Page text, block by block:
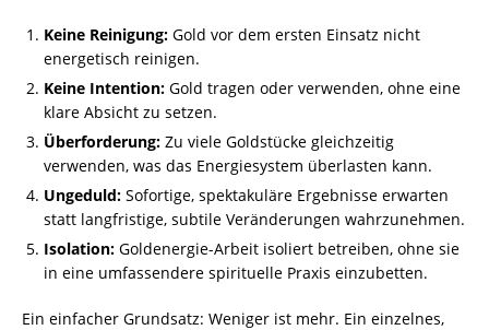
Keine Reinigung: Gold vor dem ersten Einsatz nicht
energetisch reinigen.
Keine Intention: Gold tragen oder verwenden, ohne eine
klare Absicht zu setzen.
Überforderung: Zu viele Goldstücke gleichzeitig
verwenden, was das Energiesystem überlasten kann.
Ungeduld: Sofortige, spektakuläre Ergebnisse erwarten
statt langfristige, subtile Veränderungen wahrzunehmen.
Isolation: Goldenergie-Arbeit isoliert betreiben, ohne sie
in eine umfassendere spirituelle Praxis einzubetten.
Ein einfacher Grundsatz: Weniger ist mehr. Ein einzelnes,